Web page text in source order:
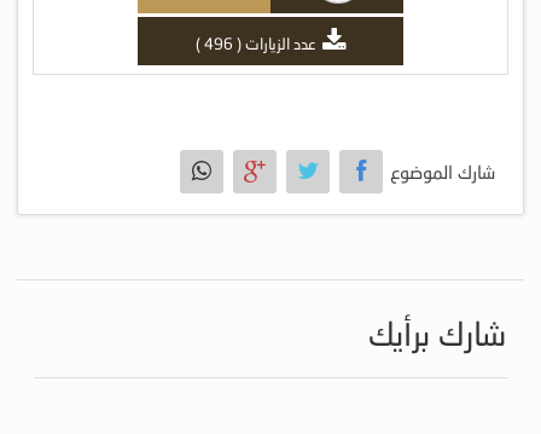
عدد الزيارات ( 496 )
شارك الموضوع
شارك برأيك